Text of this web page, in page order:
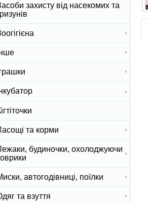
захисту від насекомих та
та корми
будиночки, охолоджуючи
автогодівниці, поїлки
та взуття